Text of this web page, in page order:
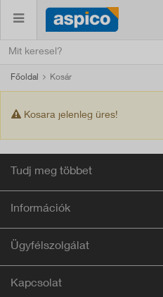
Főoldal Kosár
Kosara jelenleg üres!
Tudj meg többet
Információk
Ügyfélszolgálat
Kapcsolat